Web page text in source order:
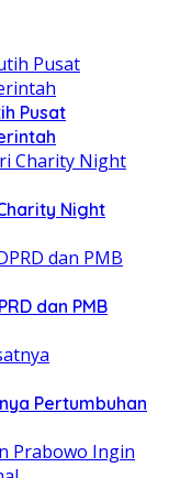
Pusat
Night
dan PMB
Pertumbuhan